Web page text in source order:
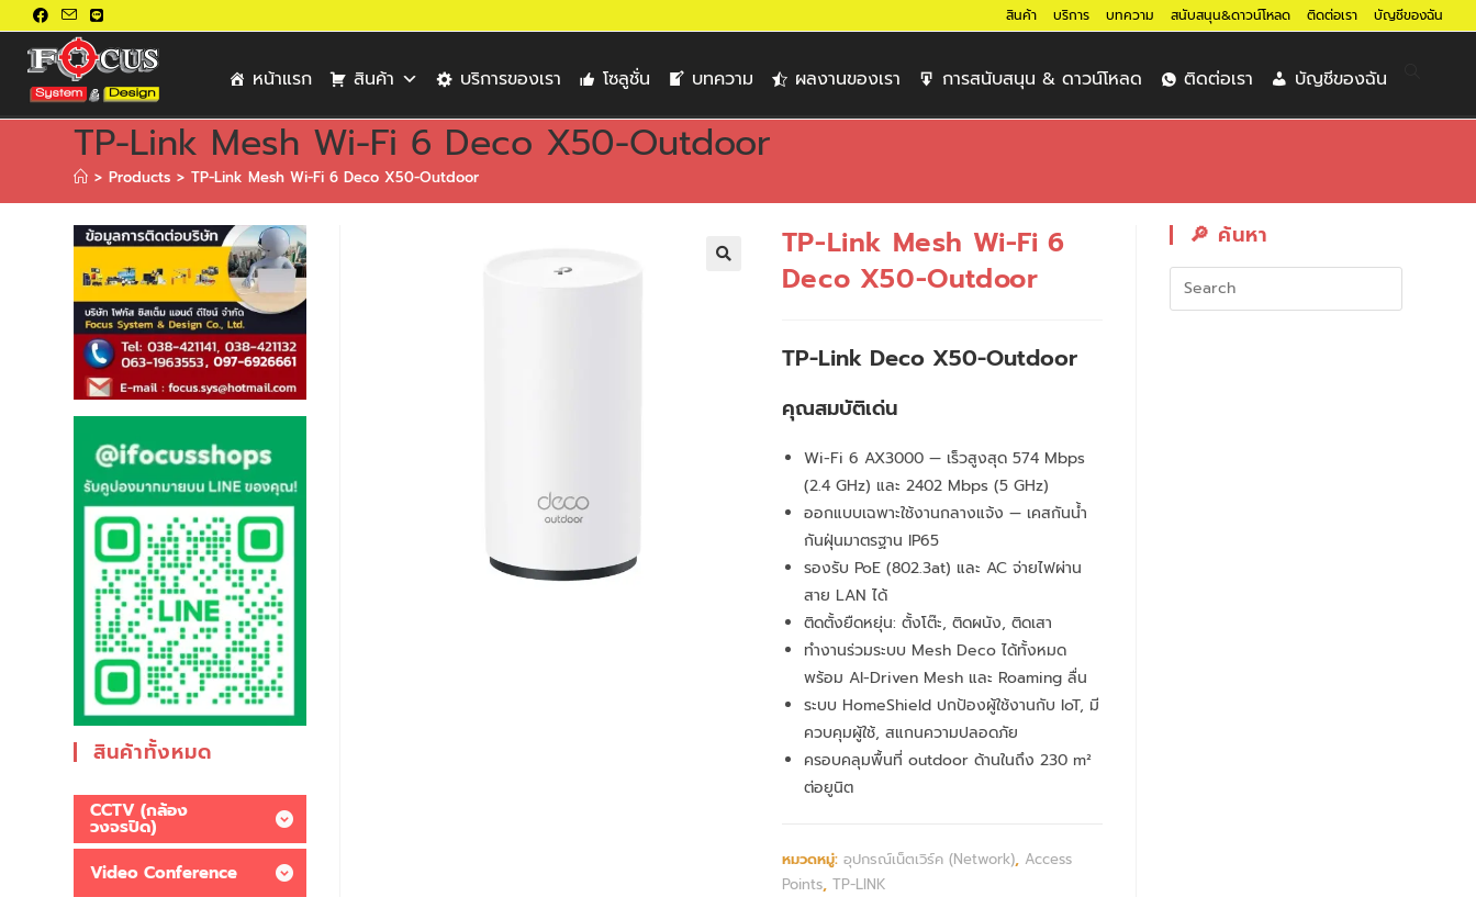
สินค้า บริการ บทความ สนับสนุน&ดาวน์โหลด ติดต่อเรา บัญชีของฉัน
หน้าแรก สินค้า บริการของเรา โซลูชั่น บทความ ผลงานของเรา การสนับสนุน & ดาวน์โหลด ติดต่อเรา บัญชีของฉัน
TP-Link Mesh Wi-Fi 6 Deco X50-Outdoor
> Products > TP-Link Mesh Wi-Fi 6 Deco X50-Outdoor
TP-Link Mesh Wi-Fi 6
Deco X50-Outdoor
TP-Link Deco X50-Outdoor
คุณสมบัติเด่น
Wi-Fi 6 AX3000 — เร็วสูงสุด 574 Mbps
(2.4 GHz) และ 2402 Mbps (5 GHz)
ออกแบบเฉพาะใช้งานกลางแจ้ง — เคสกันน้ำ
กันฝุ่นมาตรฐาน IP65
รองรับ PoE (802.3at) และ AC จ่ายไฟผ่าน
สาย LAN ได้
ติดตั้งยืดหยุ่น: ตั้งโต๊ะ, ติดผนัง, ติดเสา
ทำงานร่วมระบบ Mesh Deco ได้ทั้งหมด
พร้อม AI-Driven Mesh และ Roaming ลื่น
ระบบ HomeShield ปกป้องผู้ใช้งานกับ IoT, มี
ควบคุมผู้ใช้, สแกนความปลอดภัย
ครอบคลุมพื้นที่ outdoor ด้านในถึง 230 m²
ต่อยูนิต
หมวดหมู่: อุปกรณ์เน็ตเวิร์ค (Network), Access
Points, TP-LINK
สินค้าทั้งหมด
CCTV (กล้อง
วงจรปิด)
Video Conference
🔎︎ ค้นหา